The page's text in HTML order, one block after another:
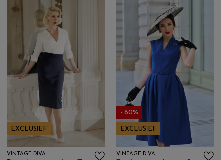
EXCLUSIEF
VINTAGE DIVA
- 60%
EXCLUSIEF
VINTAGE DIVA